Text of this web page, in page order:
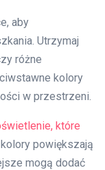
aby
Utrzymaj
różne
kolory
w przestrzeni.
które
powiększają
mogą dodać